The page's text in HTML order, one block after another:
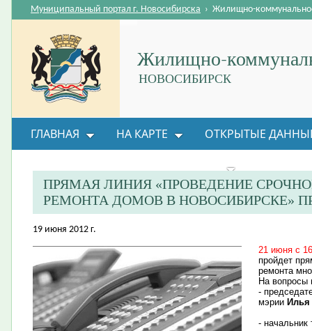
Жилищно-
НОВОСИБИРСК
Муниципальный портал г. Новосибирска › Жилищно-
ГЛАВНАЯ НА КАРТЕ ОТКРЫТЫЕ
ВОПРОС-ОТВЕТ ОРГАНИЗАЦИИ
ПРЯМАЯ ЛИНИЯ «ПРОВЕДЕНИЕ
РЕМОНТА ДОМОВ В НОВОСИБИРСКЕ»
19 июня 2012 г.
21 июня с
пройдет
ремонта
На вопросы
-
мэрии
- начальник